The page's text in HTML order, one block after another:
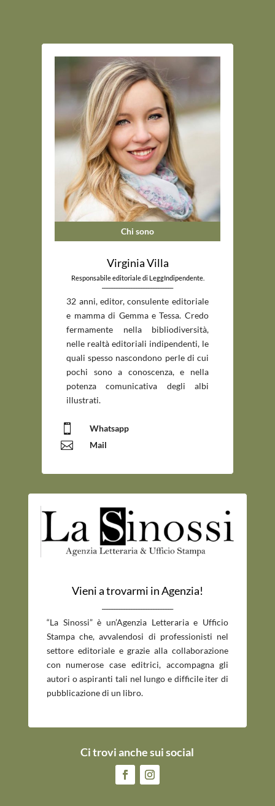
Chi sono
Virginia Villa
Responsabile editoriale di LeggIndipendente.
_____________________________
32 anni, editor, consulente editoriale
e mamma di Gemma e Tessa. Credo
fermamente nella bibliodiversità,
nelle realtà editoriali indipendenti, le
quali spesso nascondono perle di cui
pochi sono a conoscenza, e nella
potenza comunicativa degli albi
illustrati.
 Whatsapp
 Mail
Vieni a trovarmi in Agenzia!
“La Sinossi” è un’Agenzia Letteraria e Ufficio
Stampa che, avvalendosi di professionisti nel
settore editoriale e grazie alla collaborazione
con numerose case editrici, accompagna gli
autori o aspiranti tali nel lungo e difficile iter di
pubblicazione di un libro.
Ci trovi anche sui social